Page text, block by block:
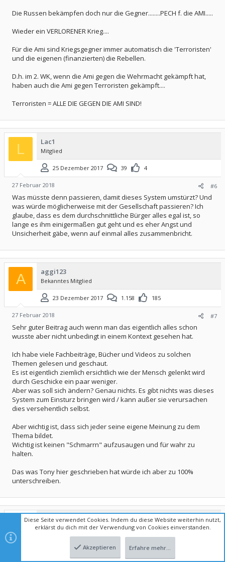
Die Russen bekämpfen doch nur die Gegner........PECH f. die AMI.....
Wieder ein VERLORENER Krieg....
Für die Ami sind Kriegsgegner immer automatisch die 'Terroristen'
und die eigenen (finanzierten) die Rebellen.
D.h. im 2. WK, wenn die Ami gegen die Wehrmacht gekämpft hat,
haben auch die Ami gegen Terroristen gekämpft....
Terroristen = ALLE DIE GEGEN DIE AMI SIND!
L Lac1
Mitglied
25 Dezember 2017 39 4
27 Februar 2018 #6
Was müsste denn passieren, damit dieses System umstürzt? Und
was würde möglicherweise mit der Gesellschaft passieren? Ich
glaube, dass es dem durchschnittliche Bürger alles egal ist, so
lange es ihm einigermaßen gut geht und es eher Angst und
Unsicherheit gäbe, wenn auf einmal alles zusammenbricht.
A aggi123
Bekanntes Mitglied
23 Dezember 2017 1.158 185
27 Februar 2018 #7
Sehr guter Beitrag auch wenn man das eigentlich alles schon
wusste aber nicht unbedingt in einem Kontext gesehen hat.
Ich habe viele Fachbeiträge, Bücher und Videos zu solchen
Themen gelesen und geschaut.
Es ist eigentlich ziemlich ersichtlich wie der Mensch gelenkt wird
durch Geschicke ein paar weniger.
Aber was soll sich ändern? Genau nichts. Es gibt nichts was dieses
System zum Einsturz bringen wird / kann außer sie verursachen
dies versehentlich selbst.
Aber wichtig ist, dass sich jeder seine eigene Meinung zu dem
Thema bildet.
Wichtig ist keinen "Schmarrn" aufzusaugen und für wahr zu
halten.
Das was Tony hier geschrieben hat würde ich aber zu 100%
unterschreiben.
Ehrich
Aktives Mitglied
22 Dezember 2017 141
Diese Seite verwendet Cookies. Indem du diese Website weiterhin nutzt,
erklärst du dich mit der Verwendung von Cookies einverstanden.
Akzeptieren Erfahre mehr…